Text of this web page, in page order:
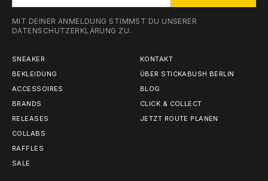
MIT DEINER ANMELDUNG STIMMST DU UNSERER
DATENSCHUTZERKLÄRUNG ZU.
SNEAKER
BEKLEIDUNG
ACCESSOIRES
BRANDS
RELEASES
COLLABS
RAFFLES
SALE
KONTAKT
ÜBER STICKABUSH BERLIN
BLOG
CLICK & COLLECT
JETZT ROUTE PLANEN